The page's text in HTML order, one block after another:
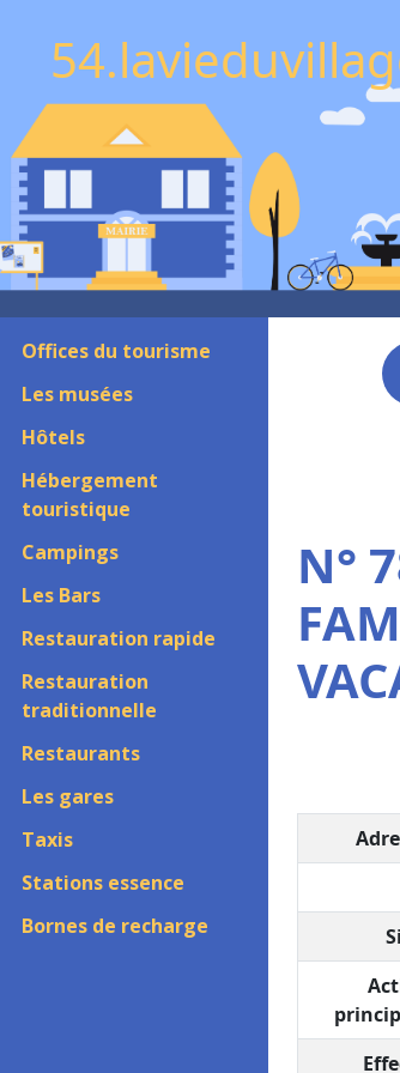
Offices du tourisme
Les musées
Hôtels
Hébergement
touristique
Campings
Les Bars
Restauration rapide
Restauration
traditionnelle
Restaurants
Les gares
Taxis
Stations essence
Bornes de recharge
N°